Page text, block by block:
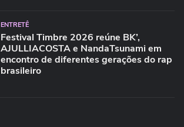
ENTRETÊ
Festival Timbre 2026 reúne BK’,
AJULLIACOSTA e NandaTsunami em
encontro de diferentes gerações do rap
brasileiro